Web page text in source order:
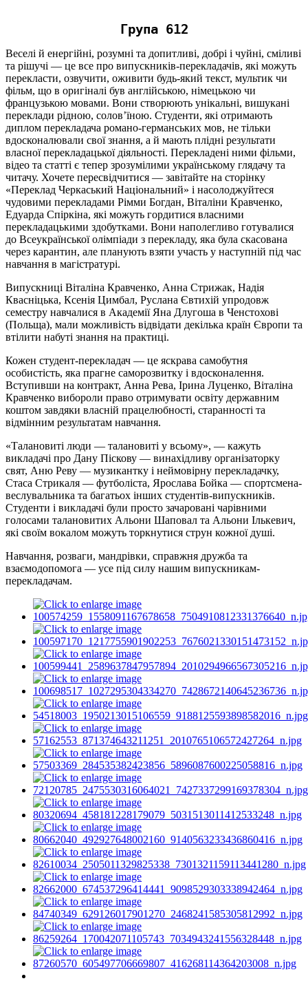
Група 612
Веселі й енергійні, розумні та допитливі, добрі і чуйні, сміливі
та рішучі — це все про випускників-перекладачів, які можуть
перекласти, озвучити, оживити будь-який текст, мультик чи
фільм, що в оригіналі був англійською, німецькою чи
французькою мовами. Вони створюють унікальні, вишукані
переклади рідною, солов’їною. Студенти, які отримають
диплом перекладача романо-германських мов, не тільки
вдосконалювали свої знання, а й мають плідні результати
власної перекладацької діяльності. Перекладені ними фільми,
відео та статті є тепер зрозумілими українському глядачу та
читачу. Хочете пересвідчитися — завітайте на сторінку
«Переклад Черкаський Національний» і насолоджуйтеся
чудовими перекладами Рімми Богдан, Віталіни Кравченко,
Едуарда Спіркіна, які можуть гордитися власними
перекладацькими здобутками. Вони наполегливо готувалися
до Всеукраїнської олімпіади з перекладу, яка була скасована
через карантин, але планують взяти участь у наступній під час
навчання в магістратурі.
Випускниці Віталіна Кравченко, Анна Стрижак, Надія
Квасніцька, Ксенія Цимбал, Руслана Євтихій упродовж
семестру навчалися в Академії Яна Длугоша в Ченстохові
(Польща), мали можливість відвідати декілька країн Європи та
втілити набуті знання на практиці.
Кожен студент-перекладач — це яскрава самобутня
особистість, яка прагне саморозвитку і вдосконалення.
Вступивши на контракт, Анна Рева, Ірина Луценко, Віталіна
Кравченко вибороли право отримувати освіту державним
коштом завдяки власній працелюбності, старанності та
відмінним результатам навчання.
«Талановиті люди — талановиті у всьому», — кажуть
викладачі про Дану Піскову — винахідливу організаторку
свят, Аню Реву — музикантку і неймовірну перекладачку,
Стаса Стрикаля — футболіста, Ярослава Бойка — спортсмена-
веслувальника та багатьох інших студентів-випускників.
Студенти і викладачі були просто зачаровані чарівними
голосами талановитих Альони Шаповал та Альони Ількевич,
які своїм вокалом можуть торкнутися струн кожної душі.
Навчання, розваги, мандрівки, справжня дружба та
взаємодопомога — усе під силу нашим випускникам-
перекладачам.